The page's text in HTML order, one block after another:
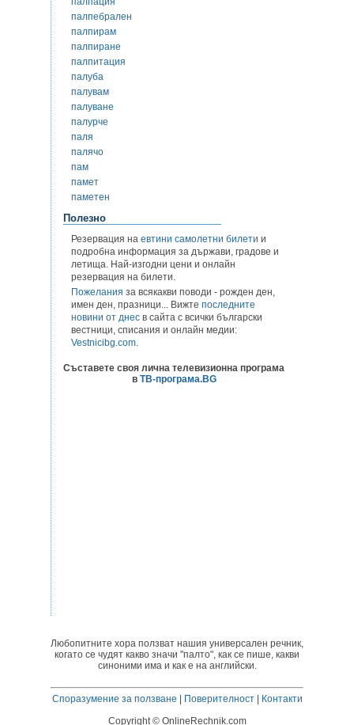
палпебрален
палпирам
палпиране
палпитация
палуба
палувам
палуване
палурче
паля
палячо
пам
памет
паметен
Полезно
Резервация на евтини самолетни билети и
подробна информация за държави, градове и
летища. Най-изгодни цени и онлайн
резервация на билети.
Пожелания за всякакви поводи - рожден ден,
имен ден, празници... Вижте последните
новини от днес в сайта с всички български
вестници, списания и онлайн медии:
Vestnicibg.com.
Съставете своя лична телевизионна програма
в ТВ-програма.BG
Любопитните хора ползват нашия универсален речник,
когато се чудят какво значи "палто", как се пише, какви
синоними има и как е на английски.
Споразумение за ползване Поверителност|
Контакти
Copyright © OnlineRechnik.com